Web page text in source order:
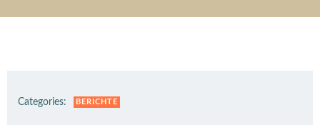
Categories: BERICHTE